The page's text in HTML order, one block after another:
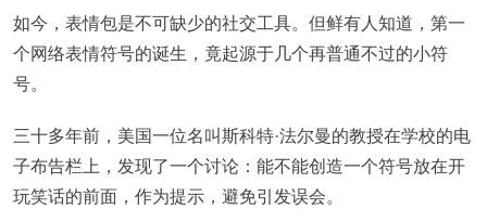
如今，表情包是不可缺少的社交工具。但鲜有人知道，第一
个网络表情符号的诞生，竟起源于几个再普通不过的小符
号。
三十多年前，美国一位名叫斯科特·法尔曼的教授在学校的电
子布告栏上，发现了一个讨论：能不能创造一个符号放在开
玩笑话的前面，作为提示，避免引发误会。